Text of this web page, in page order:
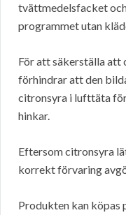
tvättmedelsfacket
programmet utan
För att säkerställa att
förhindrar att den
citronsyra i lufttäta
hinkar.
Eftersom citronsyra
korrekt förvaring
Produkten kan köpas